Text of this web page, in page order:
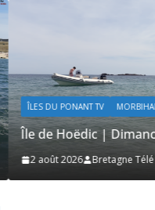
TV MORBIHAN TOURISME
| Dimanche le Jour du
Bretagne Télé